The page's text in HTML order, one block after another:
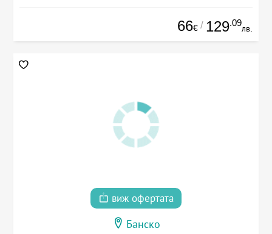
66€ / 129.09
лв.
виж офертата
Банско